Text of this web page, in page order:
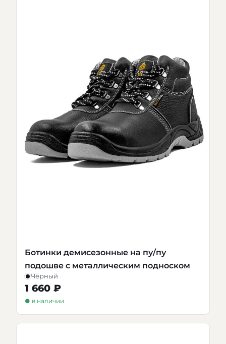
Ботинки демисезонные на пу/пу
подошве с металлическим подноском
Чёрный
1 660 ₽
● в наличии